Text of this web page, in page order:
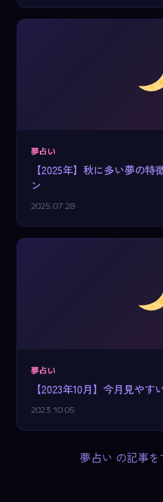
夢占い
【2025年】秋に多い夢の
ン
2025.07.28
夢占い
【2023年10月】今月見やす
2023.10.05
夢占い の記事